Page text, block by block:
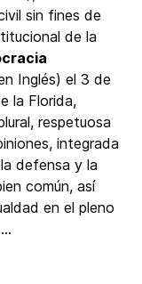
sin fines de
de la
Inglés) el 3 de
la Florida,
respetuosa
integrada
defensa y la
común, así
en el pleno